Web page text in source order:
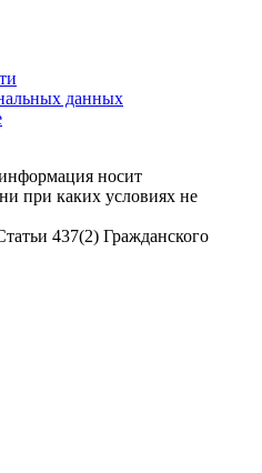
данных
носит
при каких условиях не
437(2) Гражданского